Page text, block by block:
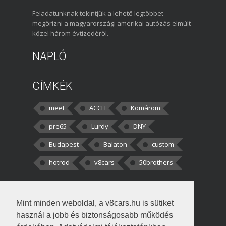
Mint minden weboldal, a v8cars.hu is sütiket
használ a jobb és biztonságosabb működés
Feladatunknak tekintjük a lehető legtöbbet
megőrizni a magyarországi amerikai autózás elmúlt
közel három évtizedéről.
NAPLÓ
CÍMKÉK
meet ACCH
Komárom
pre65
Lurdy
DNY
Budapest
Balaton
custom
hotrod
v8cars 50brothers
kortisz:Elszúrtam! Én csak két
darabbaal számoltam. Nem tudtam, hogy fél autót,